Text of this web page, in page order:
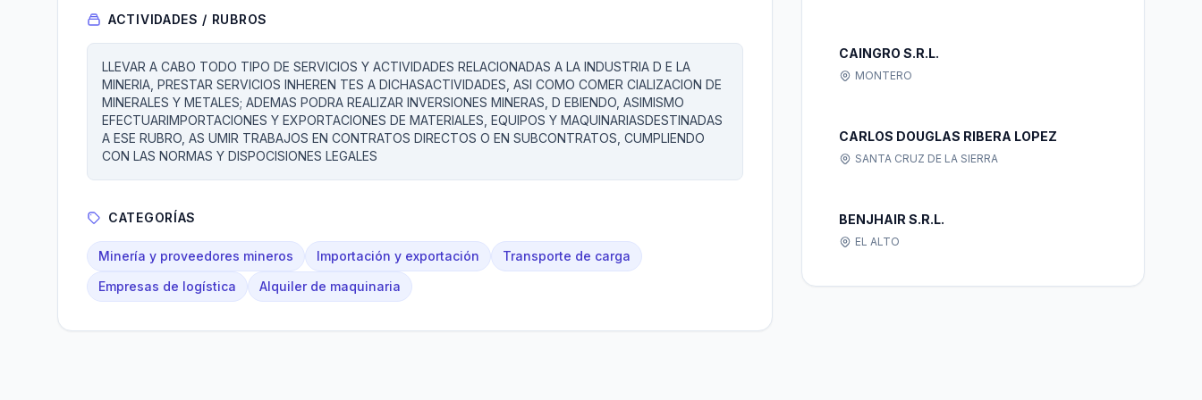
ACTIVIDADES / RUBROS
LLEVAR A CABO TODO TIPO DE SERVICIOS Y ACTIVIDADES RELACIONADAS A LA INDUSTRIA D E LA
MINERIA, PRESTAR SERVICIOS INHEREN TES A DICHASACTIVIDADES, ASI COMO COMER CIALIZACION DE
MINERALES Y METALES; ADEMAS PODRA REALIZAR INVERSIONES MINERAS, D EBIENDO, ASIMISMO
EFECTUARIMPORTACIONES Y EXPORTACIONES DE MATERIALES, EQUIPOS Y MAQUINARIASDESTINADAS
A ESE RUBRO, AS UMIR TRABAJOS EN CONTRATOS DIRECTOS O EN SUBCONTRATOS, CUMPLIENDO
CON LAS NORMAS Y DISPOCISIONES LEGALES
CATEGORÍAS
Minería y proveedores mineros Importación y exportación
Transporte de carga
Empresas de logística
Alquiler de maquinaria
CAINGRO S.R.L.
MONTERO
CARLOS DOUGLAS RIBERA LOPEZ
SANTA CRUZ DE LA SIERRA
BENJHAIR S.R.L.
EL ALTO